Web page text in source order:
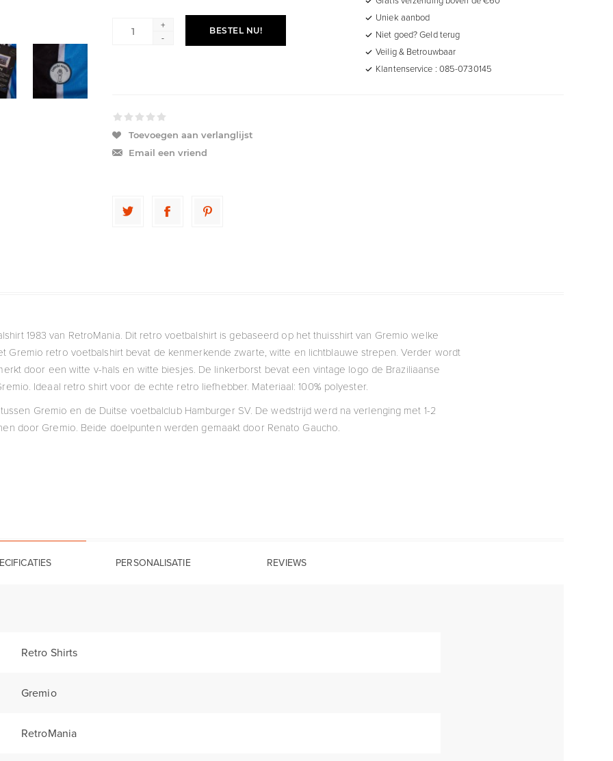
+
-
BESTEL NU!
Uniek aanbod
Niet goed? Geld terug
Veilig & Betrouwbaar
Klantenservice : 085-0730145
Toevoegen aan verlanglijst
Email een vriend
1983 van RetroMania. Dit retro voetbalshirt is gebaseerd op het thuisshirt van Gremio welke
Gremio retro voetbalshirt bevat de kenmerkende zwarte, witte en lichtblauwe strepen. Verder wordt
door een witte v-hals en witte biesjes. De linkerborst bevat een vintage logo de Braziliaanse
Ideaal retro shirt voor de echte retro liefhebber. Materiaal: 100% polyester.
Gremio en de Duitse voetbalclub Hamburger SV. De wedstrijd werd na verlenging met 1-2
door Gremio. Beide doelpunten werden gemaakt door Renato Gaucho.
PERSONALISATIE REVIEWS
Retro Shirts
Gremio
RetroMania